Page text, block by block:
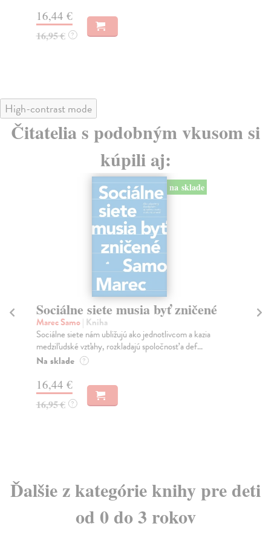
16,44 €
16,95 € ?
High-contrast mode
Čitatelia s podobným vkusom si
kúpili aj:
na sklade
Sociálne siete musia byť zničené
Marec Samo| Kniha
Sociálne siete nám ubližujú ako jednotlivcom a kazia
medziľudské vzťahy, rozkladajú spoločnosť a def...
Na sklade ?
16,44 €
16,95 € ?
Ďalšie z kategórie knihy pre deti
od 0 do 3 rokov